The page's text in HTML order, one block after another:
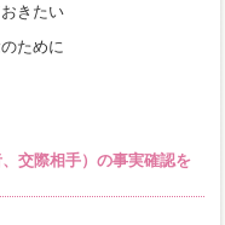
きたい
ために
交際相手）の事実確認を